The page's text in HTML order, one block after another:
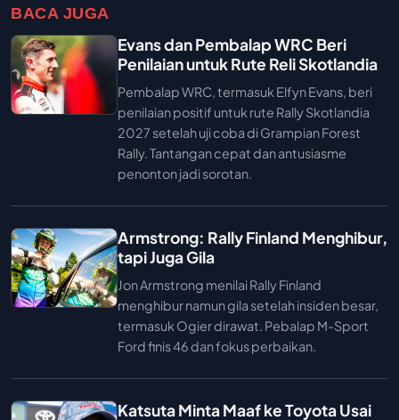
BACA JUGA
Evans dan Pembalap WRC Beri
Penilaian untuk Rute Reli Skotlandia
Pembalap WRC, termasuk Elfyn Evans, beri
penilaian positif untuk rute Rally Skotlandia
2027 setelah uji coba di Grampian Forest
Rally. Tantangan cepat dan antusiasme
penonton jadi sorotan.
Armstrong: Rally Finland Menghibur,
tapi Juga Gila
Jon Armstrong menilai Rally Finland
menghibur namun gila setelah insiden besar,
termasuk Ogier dirawat. Pebalap M-Sport
Ford finis 46 dan fokus perbaikan.
Katsuta Minta Maaf ke Toyota Usai